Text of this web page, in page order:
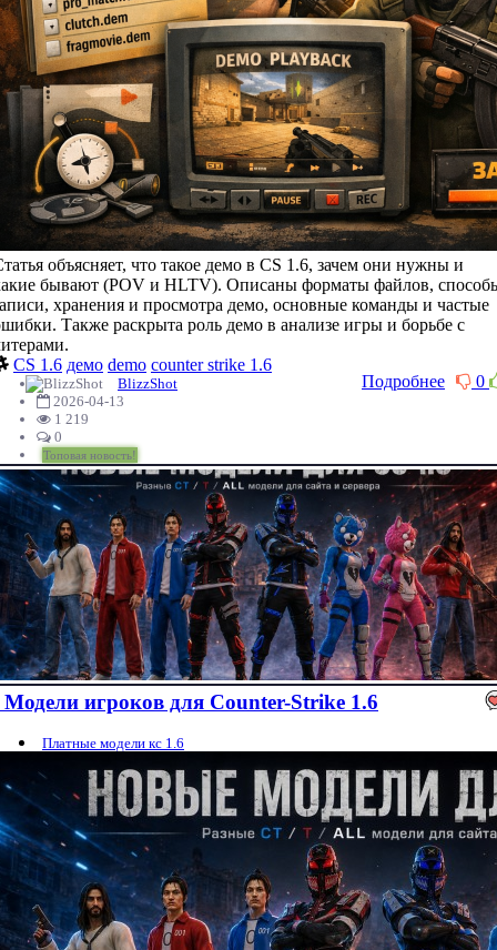
объясняет, что такое демо в CS 1.6, зачем они нужны и
бывают (POV и HLTV). Описаны форматы файлов,
хранения и просмотра демо, основные команды и частые
Также раскрыта роль демо в анализе игры и борьбе с
CS 1.6 демо demo counter strike 1.6
0
Подробнее
BlizzShot
2026-04-13
1 219
0
Топовая новость!
Модели игроков для Counter-Strike 1.6
Платные модели кс 1.6